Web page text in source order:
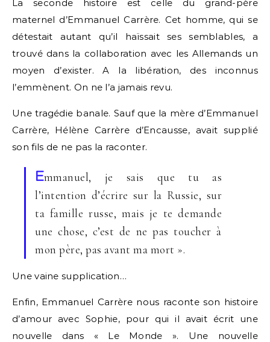
La seconde histoire est celle du grand-père
maternel d’Emmanuel Carrère. Cet homme, qui se
détestait autant qu’il haïssait ses semblables, a
trouvé dans la collaboration avec les Allemands un
moyen d’exister. A la libération, des inconnus
l’emmènent. On ne l’a jamais revu.
Une tragédie banale. Sauf que la mère d’Emmanuel
Carrère, Hélène Carrère d’Encausse, avait supplié
son fils de ne pas la raconter.
Emmanuel, je sais que tu as
l’intention d’écrire sur la Russie, sur
ta famille russe, mais je te demande
une chose, c’est de ne pas toucher à
mon père, pas avant ma mort ».
Une vaine supplication…
Enfin, Emmanuel Carrère nous raconte son histoire
d’amour avec Sophie, pour qui il avait écrit une
nouvelle dans « Le Monde ». Une nouvelle